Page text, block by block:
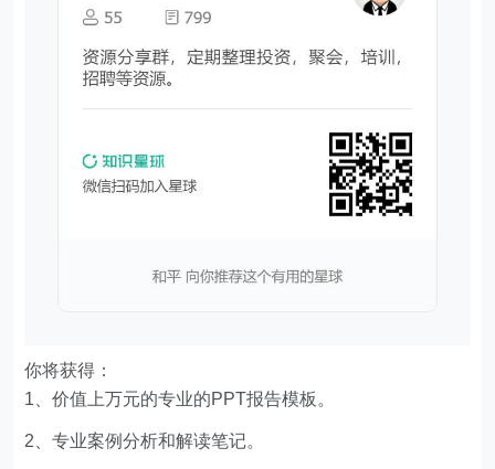
你将获得：
1、价值上万元的专业的PPT报告模板。
2、专业案例分析和解读笔记。